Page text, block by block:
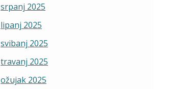
srpanj 2025
lipanj 2025
svibanj 2025
travanj 2025
ožujak 2025